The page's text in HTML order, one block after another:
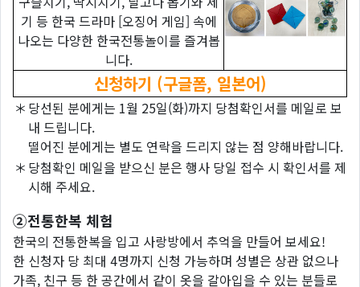
기 등 한국 드라마 [오징어 게임] 속에
나오는 다양한 한국전통놀이를 즐겨봅
니다.
신청하기 (구글폼, 일본어)
＊ 당선된 분에게는 1월 25일(화)까지 당첨확인서를 메일로 보
내 드립니다.
떨어진 분에게는 별도 연락을 드리지 않는 점 양해바랍니다.
＊ 당첨확인 메일을 받으신 분은 행사 당일 접수 시 확인서를 제
시해 주세요.
②전통한복 체험
한국의 전통한복을 입고 사랑방에서 추억을 만들어 보세요!
한 신청자 당 최대 4명까지 신청 가능하며 성별은 상관 없으나
가족, 친구 등 한 공간에서 같이 옷을 갈아입을 수 있는 분들로